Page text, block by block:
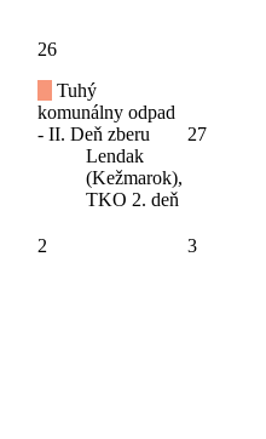
26
Tuhý
komunálny odpad
- II. Deň zberu
Lendak
(Kežmarok),
TKO 2. deň
27
2
3